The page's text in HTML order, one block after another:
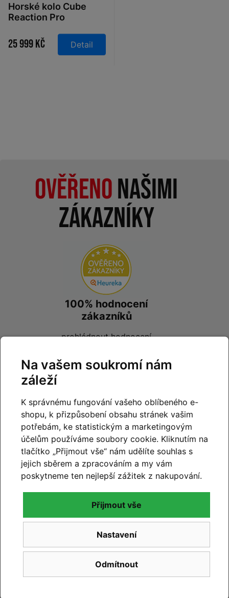
Horské kolo Cube
Reaction Pro
27,5 2026
25 999 Kč Detail
Ověřenonašimi
zákazníky
100% hodnocení
zákazníků
prohlédnout hodnocení
99% hodnocení
zákazníků
prohlédnout hodnocení
naGoogle.com
99% hodnocení
zákazníků
prohlédnout hodnocení
Na vašem soukromí nám
záleží
K správnému fungování vašeho oblíbeného e-
shopu, k přizpůsobení obsahu stránek vašim
potřebám, ke statistickým a marketingovým
účelům používáme soubory cookie. Kliknutím na
tlačítko „Přijmout vše“ nám udělíte souhlas s
jejich sběrem a zpracováním a my vám
poskytneme ten nejlepší zážitek z nakupování.
Odmítnout
Nastavení
Přijmout vše